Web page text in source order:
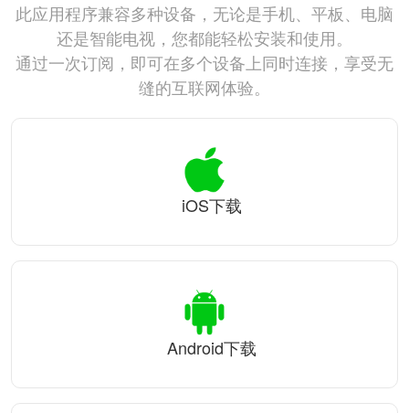
此应用程序兼容多种设备，无论是手机、平板、电脑
还是智能电视，您都能轻松安装和使用。
通过一次订阅，即可在多个设备上同时连接，享受无
缝的互联网体验。
iOS下载
Android下载